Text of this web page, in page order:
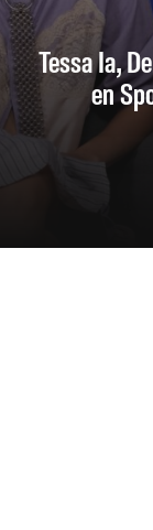
Tessa Ia,
en